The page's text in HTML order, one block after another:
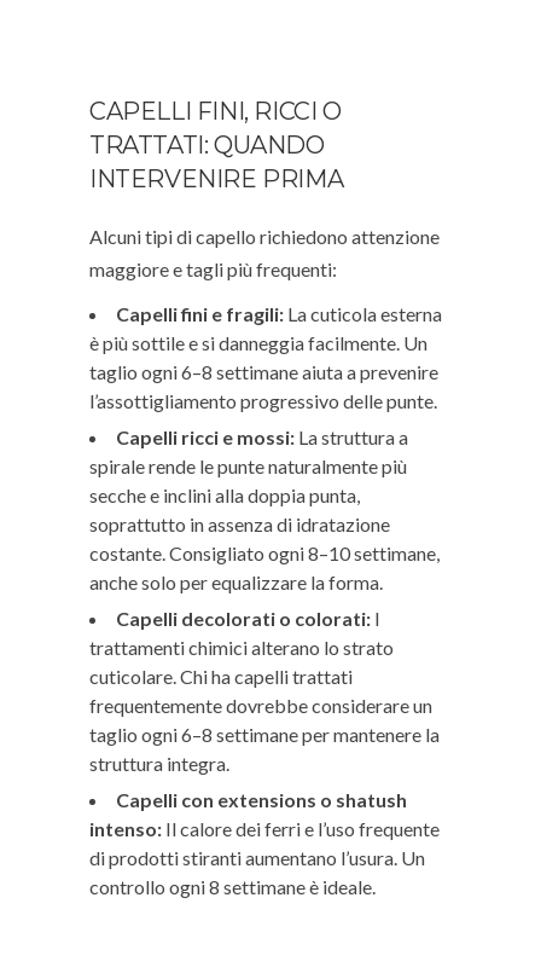
CAPELLI FINI, RICCI O
TRATTATI: QUANDO
INTERVENIRE PRIMA
Alcuni tipi di capello richiedono attenzione
maggiore e tagli più frequenti:
Capelli fini e fragili: La cuticola esterna
è più sottile e si danneggia facilmente. Un
taglio ogni 6–8 settimane aiuta a prevenire
l’assottigliamento progressivo delle punte.
Capelli ricci e mossi: La struttura a
spirale rende le punte naturalmente più
secche e inclini alla doppia punta,
soprattutto in assenza di idratazione
costante. Consigliato ogni 8–10 settimane,
anche solo per equalizzare la forma.
Capelli decolorati o colorati: I
trattamenti chimici alterano lo strato
cuticolare. Chi ha capelli trattati
frequentemente dovrebbe considerare un
taglio ogni 6–8 settimane per mantenere la
struttura integra.
Capelli con extensions o shatush
intenso: Il calore dei ferri e l’uso frequente
di prodotti stiranti aumentano l’usura. Un
controllo ogni 8 settimane è ideale.